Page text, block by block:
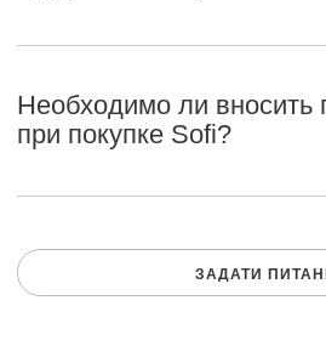
Необходимо ли вносить
при покупке Sofi?
ЗАДАТИ